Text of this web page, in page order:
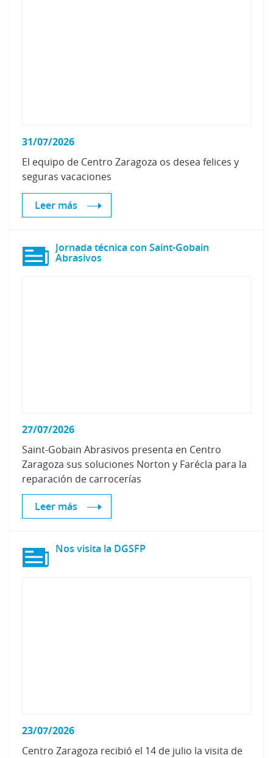
31/07/2026
El equipo de Centro Zaragoza os desea felices y
seguras vacaciones
Leer más
Jornada técnica con Saint-Gobain
Abrasivos
27/07/2026
Saint-Gobain Abrasivos presenta en Centro
Zaragoza sus soluciones Norton y Farécla para la
reparación de carrocerías
Leer más
Nos visita la DGSFP
23/07/2026
Centro Zaragoza recibió el 14 de julio la visita de